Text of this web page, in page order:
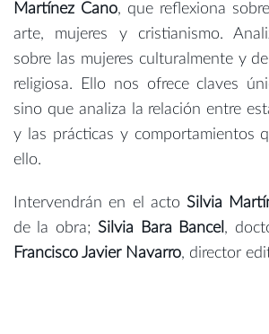
Martínez Cano, que reflexiona
arte, mujeres y cristianismo.
sobre las mujeres culturalmente y
religiosa. Ello nos ofrece claves
sino que analiza la relación entre
y las prácticas y comportamientos
ello.
Intervendrán en el acto Silvia
de la obra; Silvia Bara Bancel ,
Francisco Javier Navarro, director